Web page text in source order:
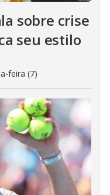
sobre crise
seu estilo
feira (7)